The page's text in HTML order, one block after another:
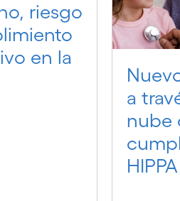
riesgo
en la
a
nube
HIPPA